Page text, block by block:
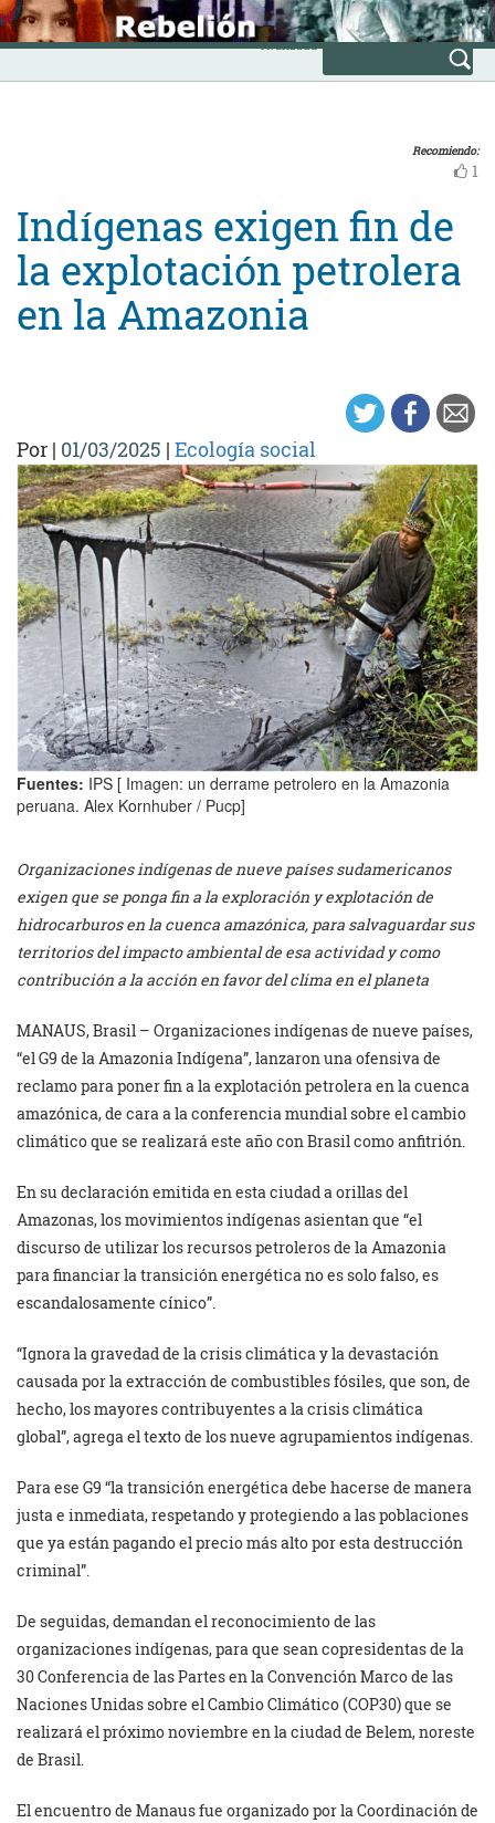
Skip
to
content
INICIO
Avanzada
Recomiendo:
1
Indígenas exigen fin de
la explotación petrolera
en la Amazonia
Por | 01/03/2025 | Ecología social
Fuentes: IPS [ Imagen: un derrame petrolero en la Amazonia
peruana. Alex Kornhuber / Pucp]
Organizaciones indígenas de nueve países sudamericanos
exigen que se ponga fin a la exploración y explotación de
hidrocarburos en la cuenca amazónica, para salvaguardar sus
territorios del impacto ambiental de esa actividad y como
contribución a la acción en favor del clima en el planeta
MANAUS, Brasil – Organizaciones indígenas de nueve países,
“el G9 de la Amazonia Indígena”, lanzaron una ofensiva de
reclamo para poner fin a la explotación petrolera en la cuenca
amazónica, de cara a la conferencia mundial sobre el cambio
climático que se realizará este año con Brasil como anfitrión.
En su declaración emitida en esta ciudad a orillas del
Amazonas, los movimientos indígenas asientan que “el
discurso de utilizar los recursos petroleros de la Amazonia
para financiar la transición energética no es solo falso, es
escandalosamente cínico”.
“Ignora la gravedad de la crisis climática y la devastación
causada por la extracción de combustibles fósiles, que son, de
hecho, los mayores contribuyentes a la crisis climática
global”, agrega el texto de los nueve agrupamientos indígenas.
Para ese G9 “la transición energética debe hacerse de manera
justa e inmediata, respetando y protegiendo a las poblaciones
que ya están pagando el precio más alto por esta destrucción
criminal”.
De seguidas, demandan el reconocimiento de las
organizaciones indígenas, para que sean copresidentas de la
30 Conferencia de las Partes en la Convención Marco de las
Naciones Unidas sobre el Cambio Climático (COP30) que se
realizará el próximo noviembre en la ciudad de Belem, noreste
de Brasil.
El encuentro de Manaus fue organizado por la Coordinación de